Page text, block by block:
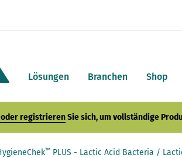
Lösungen Branchen Shop
oder registrierenSie sich, um vollständige
™ PLUS - Lactic Acid Bacteria /